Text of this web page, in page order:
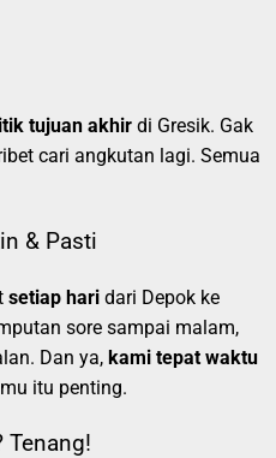
tujuan akhir di Gresik. Gak
cari angkutan lagi. Semua
& Pasti
setiap hari dari Depok ke
sore sampai malam,
Dan ya, kami tepat waktu
itu penting.
Tenang!